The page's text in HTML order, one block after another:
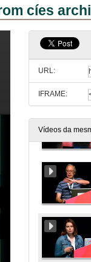
cíes
URL:
IFRAME:
Vídeos da